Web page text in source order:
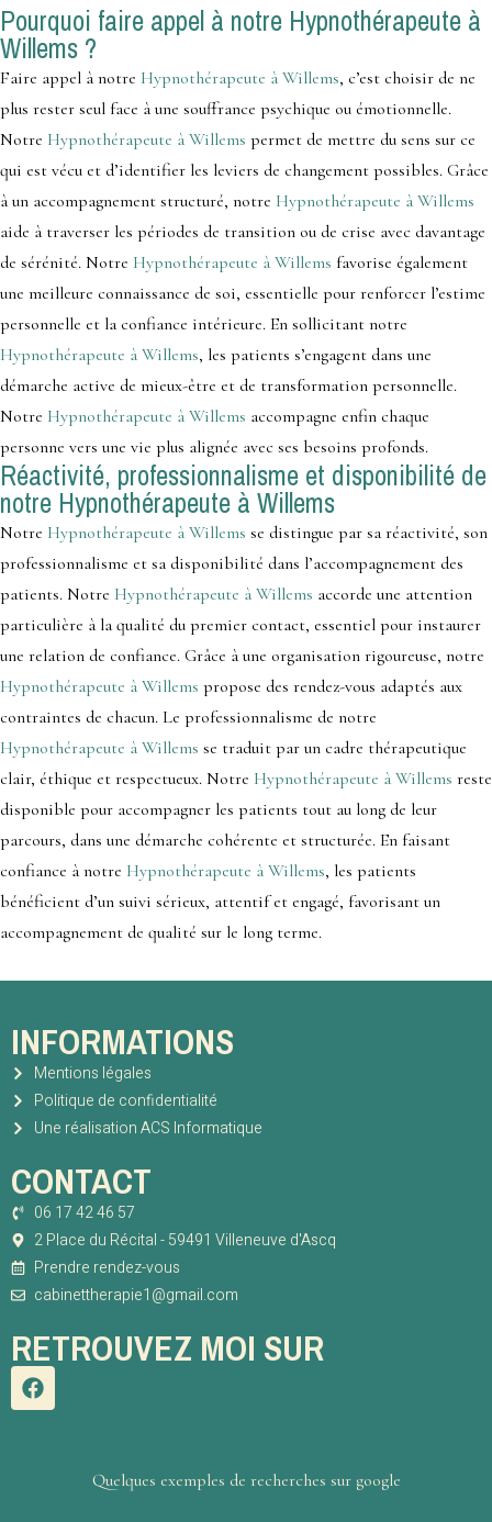
Pourquoi faire appel à notre Hypnothérapeute à
Willems ?
Faire appel à notre Hypnothérapeute à Willems, c’est choisir de ne
plus rester seul face à une souffrance psychique ou émotionnelle.
Notre Hypnothérapeute à Willems permet de mettre du sens sur ce
qui est vécu et d’identifier les leviers de changement possibles. Grâce
à un accompagnement structuré, notre Hypnothérapeute à Willems
aide à traverser les périodes de transition ou de crise avec davantage
de sérénité. Notre Hypnothérapeute à Willems favorise également
une meilleure connaissance de soi, essentielle pour renforcer l’estime
personnelle et la confiance intérieure. En sollicitant notre
Hypnothérapeute à Willems, les patients s’engagent dans une
démarche active de mieux-être et de transformation personnelle.
Notre Hypnothérapeute à Willems accompagne enfin chaque
personne vers une vie plus alignée avec ses besoins profonds.
Réactivité, professionnalisme et disponibilité de
notre Hypnothérapeute à Willems
Notre Hypnothérapeute à Willems se distingue par sa réactivité, son
professionnalisme et sa disponibilité dans l’accompagnement des
patients. Notre Hypnothérapeute à Willems accorde une attention
particulière à la qualité du premier contact, essentiel pour instaurer
une relation de confiance. Grâce à une organisation rigoureuse, notre
Hypnothérapeute à Willems propose des rendez-vous adaptés aux
contraintes de chacun. Le professionnalisme de notre
Hypnothérapeute à Willems se traduit par un cadre thérapeutique
clair, éthique et respectueux. Notre Hypnothérapeute à Willems reste
disponible pour accompagner les patients tout au long de leur
parcours, dans une démarche cohérente et structurée. En faisant
confiance à notre Hypnothérapeute à Willems, les patients
bénéficient d’un suivi sérieux, attentif et engagé, favorisant un
accompagnement de qualité sur le long terme.
INFORMATIONS
Mentions légales
Politique de confidentialité
Une réalisation ACS Informatique
CONTACT
06 17 42 46 57
2 Place du Récital - 59491 Villeneuve d'Ascq
Prendre rendez-vous
cabinettherapie1@gmail.com
RETROUVEZ MOI SUR
Quelques exemples de recherches sur google